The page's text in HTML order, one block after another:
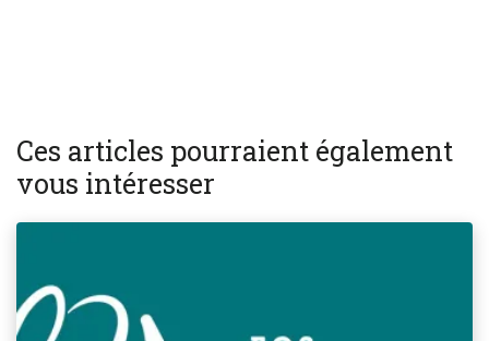
Ces articles pourraient également
vous intéresser